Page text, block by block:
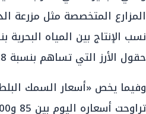
حقول الأرز التي تساهم بنسبة 0.8%.
وفيما يخص «أسعار السمك